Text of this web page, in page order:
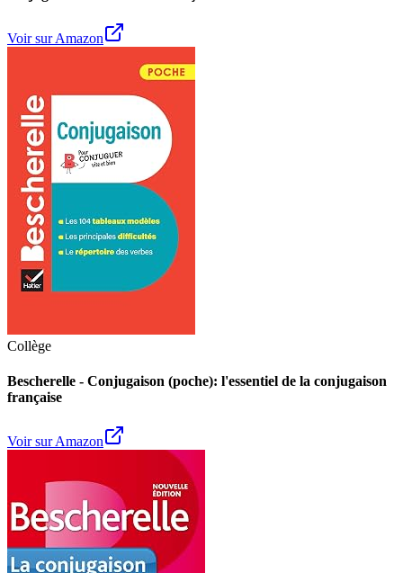
Voir sur Amazon
Collège
Bescherelle - Conjugaison (poche): l'essentiel de la conjugaison
française
Voir sur Amazon